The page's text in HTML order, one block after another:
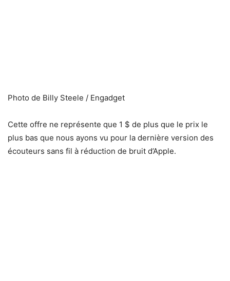
Photo de Billy Steele / Engadget
Cette offre ne représente que 1 $ de plus que le prix le
plus bas que nous ayons vu pour la dernière version des
écouteurs sans fil à réduction de bruit d’Apple.